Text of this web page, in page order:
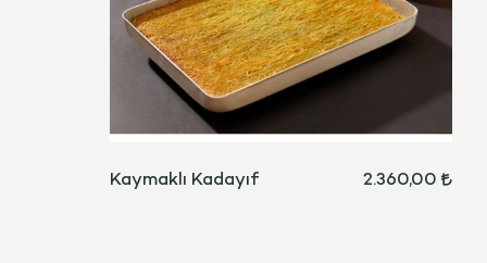
Kaymaklı Kadayıf 2.360,00